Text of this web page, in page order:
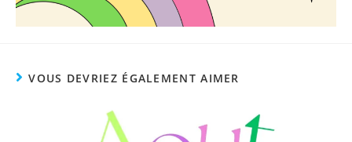
VOUS DEVRIEZ ÉGALEMENT AIMER